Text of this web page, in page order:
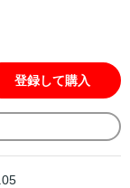
登録して購入